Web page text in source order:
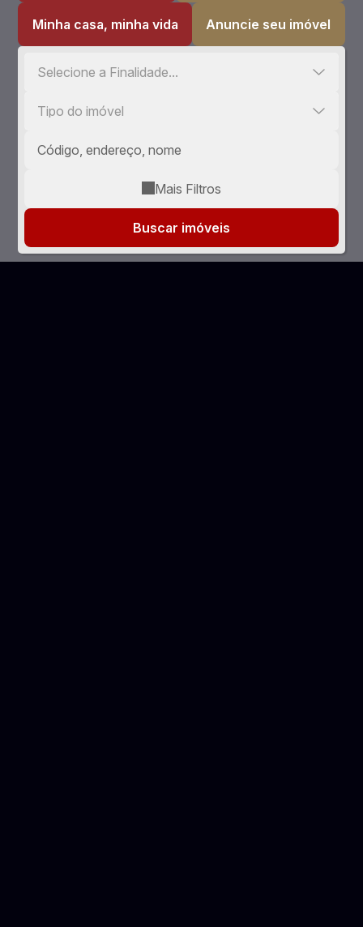
Minha casa, minha vida Anuncie seu imóvel
Selecione a Finalidade...
Tipo do imóvel
Mais Filtros